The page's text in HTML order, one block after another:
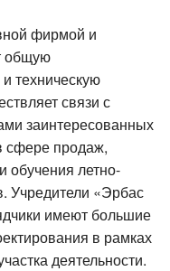
фирмой и
общую
техническую
связи с
заинтересованных
сфере продаж,
обучения летно-
Учредители «Эрбас
имеют большие
в рамках
деятельности.